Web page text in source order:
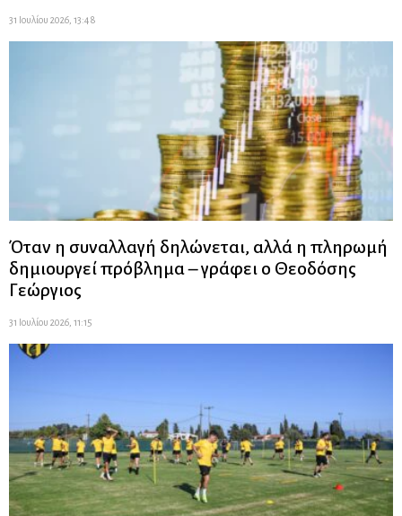
31 Ιουλίου 2026, 13:48
Όταν η συναλλαγή δηλώνεται, αλλά η πληρωμή
δημιουργεί πρόβλημα – γράφει ο Θεοδόσης
Γεώργιος
31 Ιουλίου 2026, 11:15